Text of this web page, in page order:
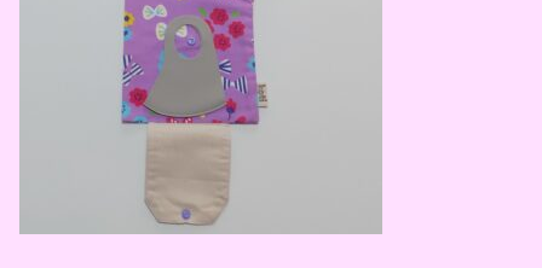
オリジナル刺繍
トートバッグ